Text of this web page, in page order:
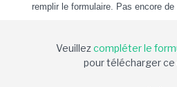
remplir le formulaire. Pas encore
Veuillezcompléter le
pour télécharger